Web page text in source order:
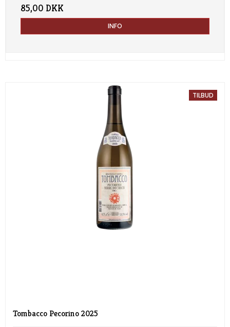
85,00 DKK
INFO
TILBUD
Tombacco Pecorino 2025